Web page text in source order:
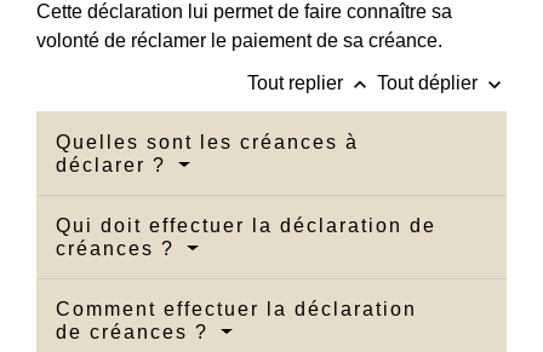
Cette déclaration lui permet de faire connaître sa
volonté de réclamer le paiement de sa créance.
Tout replier keyboard_arrow_up Tout déplier keyboard_arrow_down
Quelles sont les créances à
déclarer ?
Qui doit effectuer la déclaration de
créances ?
Comment effectuer la déclaration
de créances ?